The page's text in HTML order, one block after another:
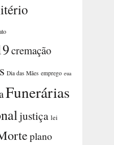
cremação
Dia das Mães emprego eua
Funerárias
justiça lei
plano